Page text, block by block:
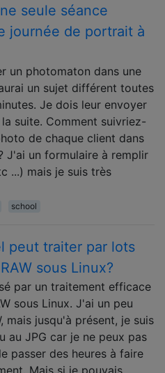
seule séance
journée de portrait à
un photomaton dans une
un sujet différent toutes
Je dois leur envoyer
suite. Comment suivriez-
de chaque client dans
J'ai un formulaire à remplir
...) mais je suis très
school
peut traiter par lots
sous Linux?
par un traitement efficace
sous Linux. J'ai un peu
mais jusqu'à présent, je suis
au JPG car je ne peux pas
passer des heures à faire
Mais si je pouvais